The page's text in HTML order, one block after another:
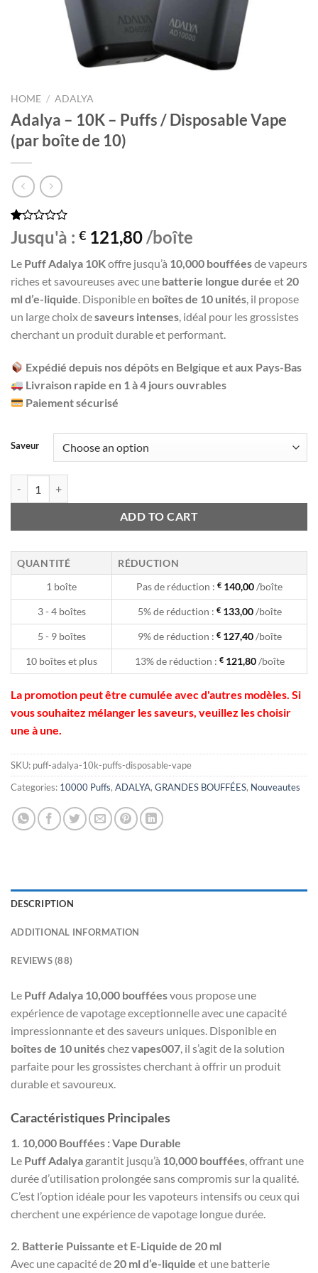
HOME / ADALYA
Adalya – 10K – Puffs / Disposable Vape
(par boîte de 10)
Rated
1.05
of
5
based
on
86
customer
ratings
Jusqu'à : € 121,80/boîte
Le Puff Adalya 10Koffre jusqu’à 10,000 boufféesde vapeurs
riches et savoureuses avec une batterie longue durée et 20
ml d’e-liquide. Disponible en boîtes de 10 unités, il propose
un large choix desaveurs intenses, idéal pour les grossistes
cherchant un produit durable et performant.
Expédié depuis nos dépôts en Belgique et aux Pays-Bas
Livraison rapide en 1 à 4 jours ouvrables
Paiement sécurisé
Saveur
ADD TO CART
QUANTITÉ
RÉDUCTION
1 boîte
Pas de réduction : € 140,00/boîte
3 - 4 boîtes 5% de réduction : €133,00/boîte
5 - 9 boîtes 9% de réduction : €127,40/boîte
10 boîtes et plus 13% de réduction : €121,80/boîte
La promotion peut être cumulée avec d'autres modèles. Si
vous souhaitez mélanger les saveurs, veuillez les choisir
une à une.
SKU: puff-adalya-10k-puffs-disposable-vape
Categories: 10000 Puffs, ADALYA, GRANDES BOUFFÉES, Nouveautes
DESCRIPTION
ADDITIONAL INFORMATION
REVIEWS (88)
Le Puff Adalya 10,000 boufféesvous propose une
expérience de vapotage exceptionnelle avec une capacité
impressionnante et des saveurs uniques. Disponible en
boîtes de 10 unitéschezvapes007 , il s’agit de la solution
parfaite pour les grossistes cherchant à offrir un produit
durable et savoureux.
Caractéristiques Principales
1. 10,000 Bouffées : Vape Durable
Le Puff Adalya garantit jusqu’à 10,000 bouffées , offrant une
durée d’utilisation prolongée sans compromis sur la qualité.
C’est l’option idéale pour les vapoteurs intensifs ou ceux qui
cherchent une expérience de vapotage longue durée.
2. Batterie Puissante et E-Liquide de 20 ml
Avec une capacité de 20 ml d’e-liquide et une batterie